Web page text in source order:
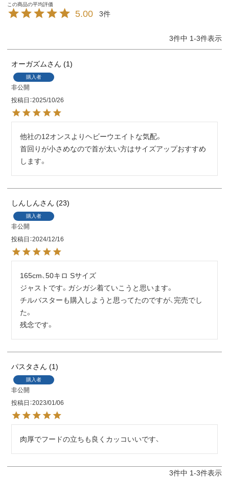
5.00 3
3件中 1-3件表示
オーガズム 1
購入者
非公開
投稿日 2025/10/26
他社の12オンスよりヘビーウエイトな気配。
首回りが小さめなので首が太い方はサイズアップおすすめ
します。
しんしん 23
購入者
非公開
投稿日 2024/12/16
165cm、50キロ Sサイズ
ジャストです。ガシガシ着ていこうと思います。
チルバスターも購入しようと思ってたのですが、完売でし
た。
残念です。
パスタ 1
購入者
非公開
投稿日 2023/01/06
肉厚でフードの立ちも良くカッコいいです、
3件中 1-3件表示